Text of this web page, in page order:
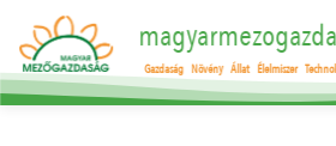
Gazdaság Növény Állat Élelmiszer